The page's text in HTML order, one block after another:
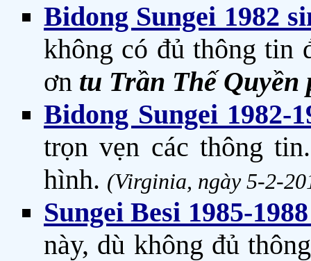
Bidong Sungei 1982
không có đủ thông tin
ơn tu Trần Thế Quyền
Bidong Sungei 1982-
trọn vẹn các thông
hình. (Virginia, ngày 5-2-
Sungei Besi 1985-
này, dù không đủ